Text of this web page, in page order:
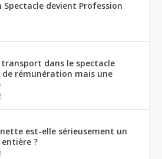
Spectacle devient Profession
transport dans le spectacle
de rémunération mais une
est-elle sérieusement un
?